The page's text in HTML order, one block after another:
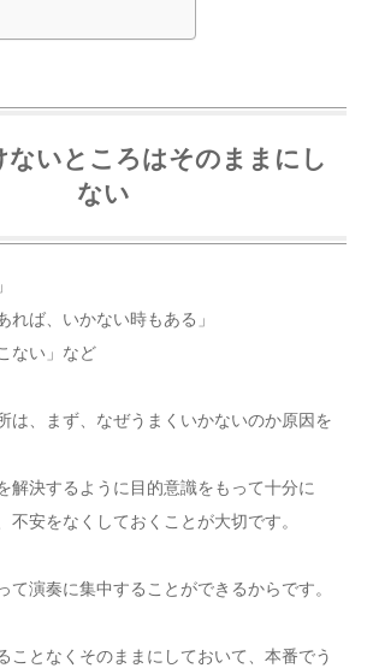
ないところはそのままにし
ない
れば、いかない時もある」
ない」など
は、まず、なぜうまくいかないのか原因を
解決するように目的意識をもって十分に
不安をなくしておくことが大切です。
て演奏に集中することができるからです。
ことなくそのままにしておいて、本番でう